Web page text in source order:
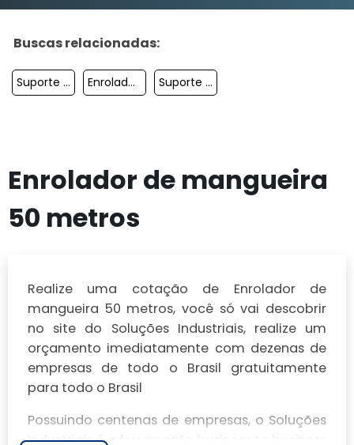
Buscas relacionadas:
Suporte Para Enrolar Mangueira De Jardim Enrolador De Mangueira Com Rodas Suporte Para Mangueira De Jardim Decorado
Enrolador de mangueira
50 metros
Realize uma cotação de Enrolador de
mangueira 50 metros, você só vai descobrir
no site do Soluções Industriais, realize um
orçamento imediatamente com dezenas de
empresas de todo o Brasil gratuitamente
para todo o Brasil
Possuindo centenas de empresas, o Soluções
Industriais é a ferramenta business to business